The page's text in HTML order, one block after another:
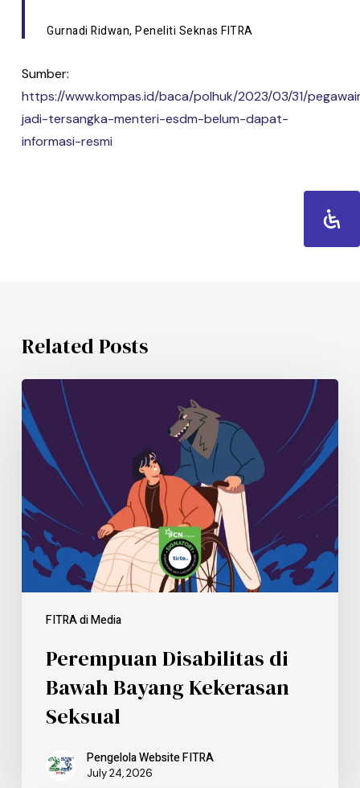
Gurnadi Ridwan, Peneliti Seknas FITRA
Sumber:
https://www.kompas.id/baca/polhuk/2023/03/31/
jadi-tersangka-menteri-esdm-belum-dapat-
informasi-resmi
Related Posts
FITRA di Media
Perempuan Disabilitas di
Bawah Bayang Kekerasan
Seksual
Pengelola Website FITRA
July 24, 2026